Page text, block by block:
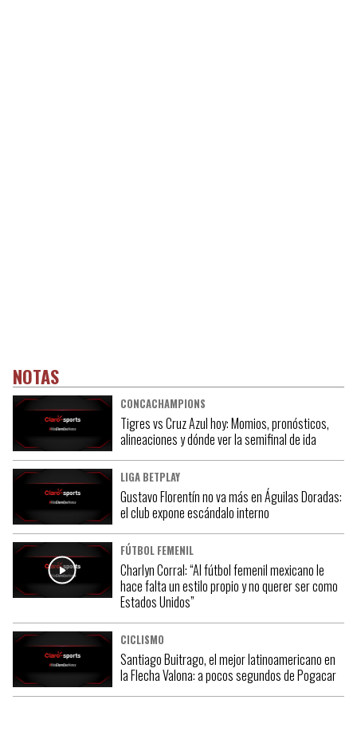
NOTAS
CONCACHAMPIONS
Tigres vs Cruz Azul hoy: Momios, pronósticos,
alineaciones y dónde ver la semifinal de ida
LIGA BETPLAY
Gustavo Florentín no va más en Águilas Doradas:
el club expone escándalo interno
FÚTBOL FEMENIL
Charlyn Corral: “Al fútbol femenil mexicano le
hace falta un estilo propio y no querer ser como
Estados Unidos”
CICLISMO
Santiago Buitrago, el mejor latinoamericano en
la Flecha Valona: a pocos segundos de Pogacar